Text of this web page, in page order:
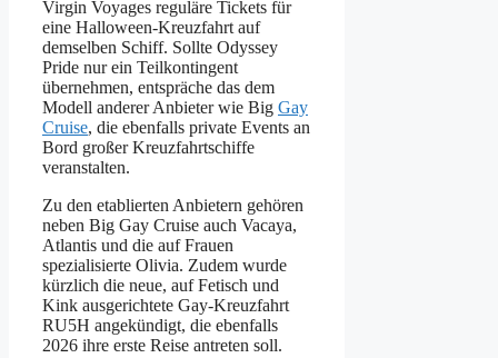
Virgin Voyages reguläre Tickets für
eine Halloween-Kreuzfahrt auf
demselben Schiff. Sollte Odyssey
Pride nur ein Teilkontingent
übernehmen, entspräche das dem
Modell anderer Anbieter wie Big Gay
Cruise, die ebenfalls private Events an
Bord großer Kreuzfahrtschiffe
veranstalten.
Zu den etablierten Anbietern gehören
neben Big Gay Cruise auch Vacaya,
Atlantis und die auf Frauen
spezialisierte Olivia. Zudem wurde
kürzlich die neue, auf Fetisch und
Kink ausgerichtete Gay-Kreuzfahrt
RU5H angekündigt, die ebenfalls
2026 ihre erste Reise antreten soll.